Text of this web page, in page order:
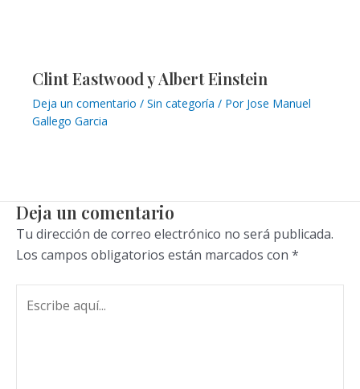
Clint Eastwood y Albert Einstein
Deja un comentario / Sin categoría / Por Jose Manuel
Gallego Garcia
Deja un comentario
Tu dirección de correo electrónico no será publicada.
Los campos obligatorios están marcados con *
aquí...